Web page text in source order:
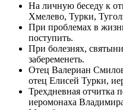
На личную беседу к
Хмелево, Турки,
При проблемах в
поступить.
При болезнях,
забеременеть.
Отец Валериан
отец Елисей Турки,
Трехдневная
иеромонаха